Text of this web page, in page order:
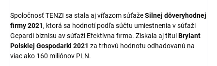
Spoločnosť TENZI sa stala aj víťazom súťažeSilnej dôveryhodnej
firmy 2021, ktorá sa hodnotí podľa súčtu umiestnenia v súťaži
Gepardi biznisu av súťaži Efektívna firma. Získala aj titul Brylant
Polskiej Gospodarki 2021 za trhovú hodnotu odhadovanú na
viac ako 160 miliónov PLN.